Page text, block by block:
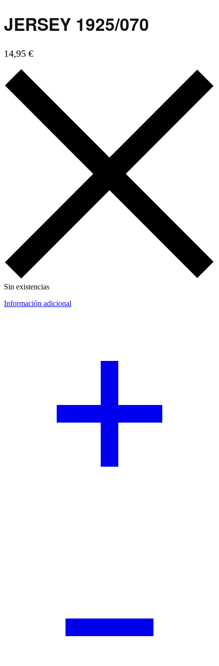
JERSEY 1925/070
14,95 €
Sin existencias
Información adicional